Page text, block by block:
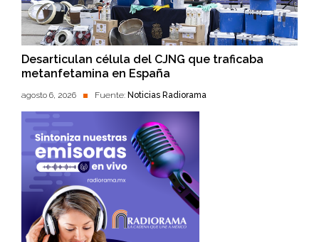
Desarticulan célula del CJNG que traficaba
metanfetamina en España
agosto 6, 2026 Fuente: Noticias Radiorama